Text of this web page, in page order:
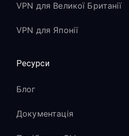
VPN для Великої Британії
VPN для Японії
Ресурси
Блог
Документація